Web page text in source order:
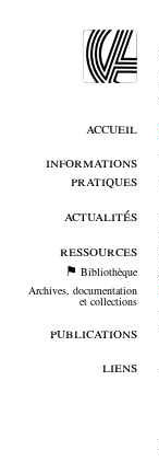
accueil
informations
pratiques
actualités
ressources
Bibliothèque
Archives, documentation
et collections
publications
liens